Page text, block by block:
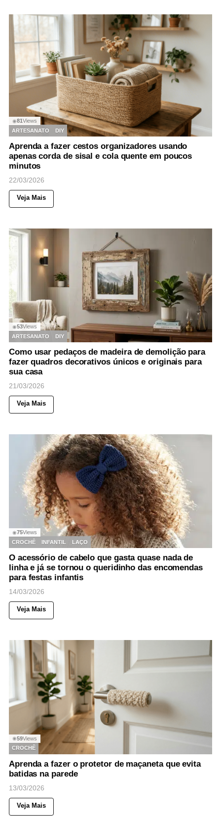
◉81Views
ARTESANATO
DIY
Aprenda a fazer cestos organizadores usando
apenas corda de sisal e cola quente em poucos
minutos
22/03/2026
Veja Mais
◉53Views
ARTESANATO
DIY
Como usar pedaços de madeira de demolição para
fazer quadros decorativos únicos e originais para
sua casa
21/03/2026
Veja Mais
◉75Views
CROCHÊ
INFANTIL LAÇO
O acessório de cabelo que gasta quase nada de
linha e já se tornou o queridinho das encomendas
para festas infantis
14/03/2026
Veja Mais
◉59Views
CROCHÊ
Aprenda a fazer o protetor de maçaneta que evita
batidas na parede
13/03/2026
Veja Mais